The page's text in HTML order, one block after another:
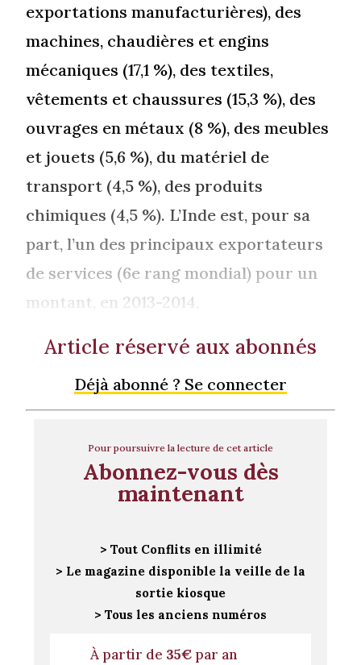
exportations manufacturières), des
machines, chaudières et engins
mécaniques (17,1 %), des textiles,
vêtements et chaussures (15,3 %), des
ouvrages en métaux (8 %), des meubles
et jouets (5,6 %), du matériel de
transport (4,5 %), des produits
chimiques (4,5 %). L’Inde est, pour sa
part, l’un des principaux exportateurs
de services (6e rang mondial) pour un
montant, en 2013-2014,
Article réservé aux abonnés
Déjà abonné ? Se connecter
Pour poursuivre la lecture de cet article
Abonnez-vous dès
maintenant
> Tout Conflits en illimité
> Le magazine disponible la veille de la
sortie kiosque
> Tous les anciens numéros
À partir de 35€par an